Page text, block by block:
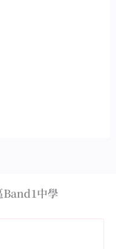
Band1中學